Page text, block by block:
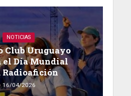
NOTICIAS
Club Uruguayo
el Día Mundial
Radioafición
16/04/2026